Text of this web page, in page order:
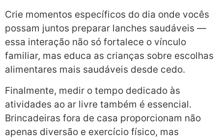
Crie momentos específicos do dia onde vocês
possam juntos preparar lanches saudáveis —
essa interação não só fortalece o vínculo
familiar, mas educa as crianças sobre escolhas
alimentares mais saudáveis desde cedo.
Finalmente, medir o tempo dedicado às
atividades ao ar livre também é essencial.
Brincadeiras fora de casa proporcionam não
apenas diversão e exercício físico, mas